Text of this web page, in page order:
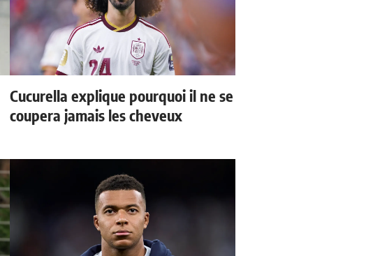
Cucurella explique pourquoi il ne se
coupera jamais les cheveux